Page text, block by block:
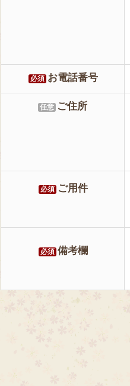
必須 お電話番号
任意 ご住所
必須 ご用件
必須 備考欄